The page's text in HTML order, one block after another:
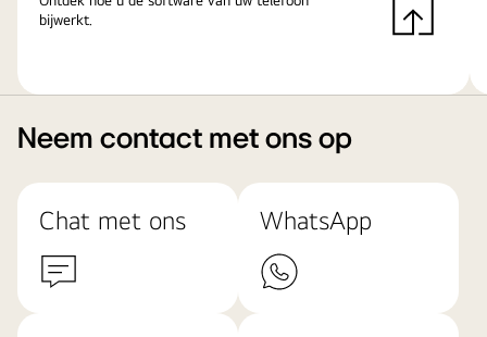
bijwerkt.
Neem contact met ons op
Chat met ons WhatsApp